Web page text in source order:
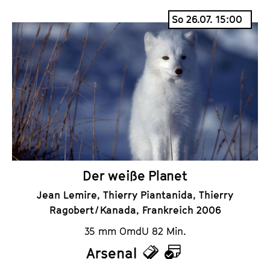
c
k
e
a
l
e
n
d
e
r
So 26.07. 15:00
Der weiße Planet
Jean Lemire, Thierry Piantanida, Thierry
Ragobert / Kanada, Frankreich 2006
35 mm OmdU 82 Min.
Arsenal